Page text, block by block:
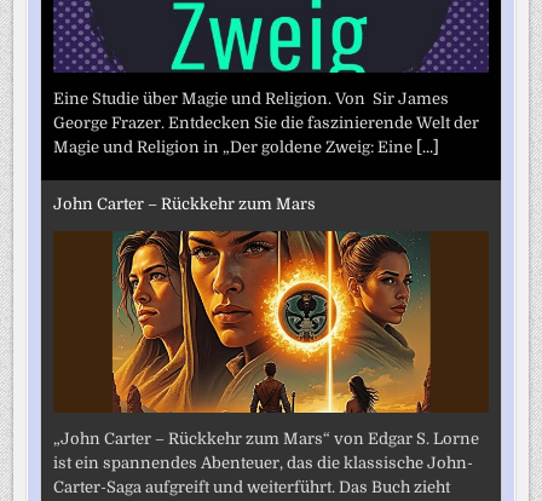
Eine Studie über Magie und Religion. Von Sir James
George Frazer. Entdecken Sie die faszinierende Welt der
Magie und Religion in „Der goldene Zweig: Eine [...]
John Carter – Rückkehr zum Mars
„John Carter – Rückkehr zum Mars“ von Edgar S. Lorne
ist ein spannendes Abenteuer, das die klassische John-
Carter-Saga aufgreift und weiterführt. Das Buch zieht